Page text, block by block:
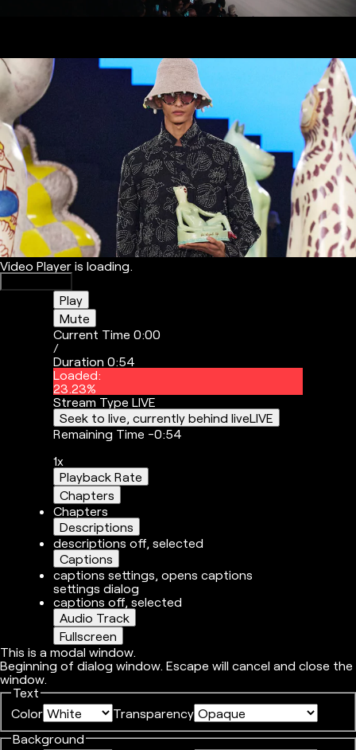
Video Player is loading.
Play
Mute
Current Time0:00
/
Duration0:54
Loaded:
23.23%
Stream TypeLIVE
Seek to live, currently behind liveLIVE
Remaining Time -0:54
1x
Playback Rate
Chapters
Chapters
Descriptions
descriptions off, selected
Captions
captions settings, opens captions
settings dialog
captions off, selected
Audio Track
Fullscreen
This is a modal window.
Beginning of dialog window. Escape will cancel and close the
window.
Text
Color
Transparency
Background